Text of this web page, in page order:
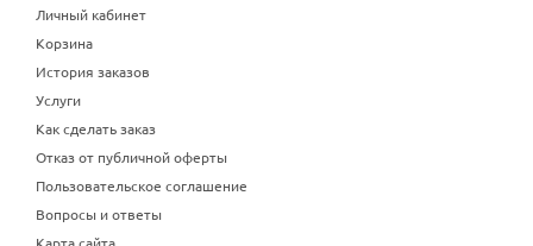
Личный кабинет
Корзина
История заказов
Услуги
Как сделать заказ
Отказ от публичной оферты
Пользовательское соглашение
Вопросы и ответы
Карта сайта